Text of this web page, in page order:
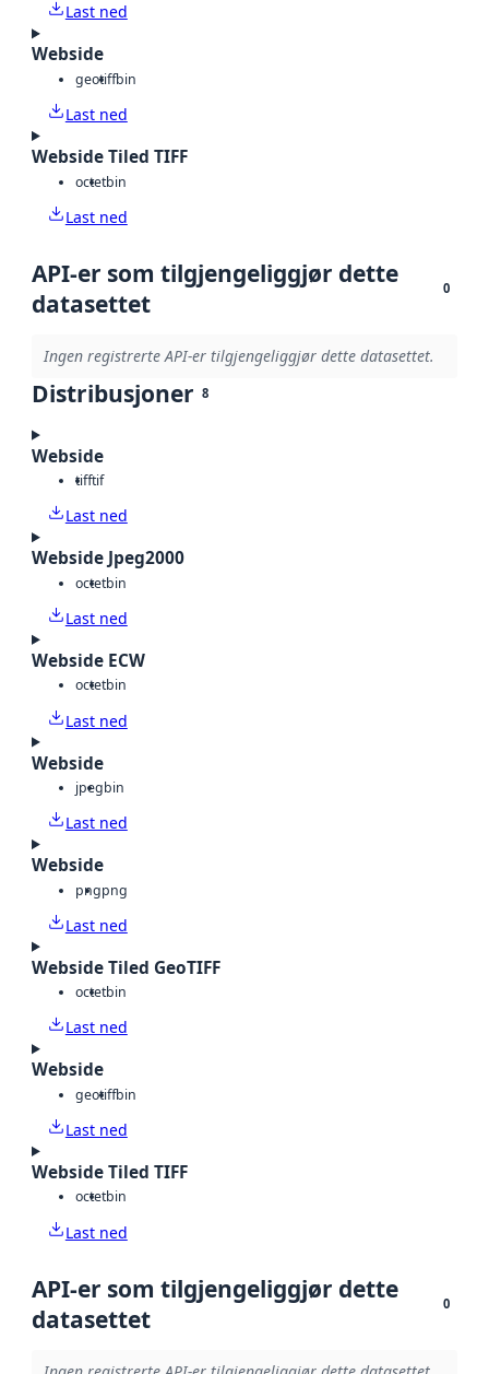
Last ned
Webside
geotiffbin
Last ned
Webside Tiled TIFF
octetbin
Last ned
API-er som tilgjengeliggjør dette
datasettet
0
Ingen registrerte API-er tilgjengeliggjør dette datasettet.
Distribusjoner 8
Webside
tifftif
Last ned
Webside Jpeg2000
octetbin
Last ned
Webside ECW
octetbin
Last ned
Webside
jpegbin
Last ned
Webside
pngpng
Last ned
Webside Tiled GeoTIFF
octetbin
Last ned
Webside
geotiffbin
Last ned
Webside Tiled TIFF
octetbin
Last ned
API-er som tilgjengeliggjør dette
datasettet
0